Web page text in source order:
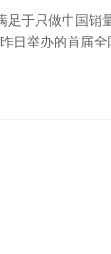
足于只做中国销
日举办的首届